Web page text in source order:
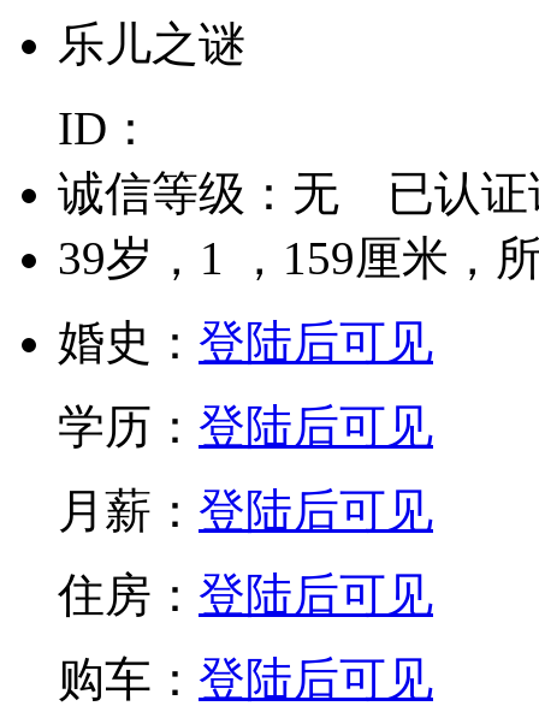
乐儿之谜
ID：
诚信等级： 无 已认证
39岁， 1 ， 159厘米，
婚史： 登陆后可见
学历： 登陆后可见
月薪： 登陆后可见
住房： 登陆后可见
购车： 登陆后可见